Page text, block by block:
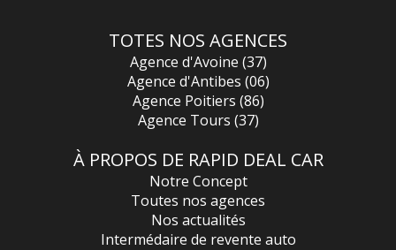
TOTES NOS AGENCES
Agence d'Avoine (37)
Agence d'Antibes (06)
Agence Poitiers (86)
Agence Tours (37)
À PROPOS DE RAPID DEAL CAR
Notre Concept
Toutes nos agences
Nos actualités
Intermédaire de revente auto